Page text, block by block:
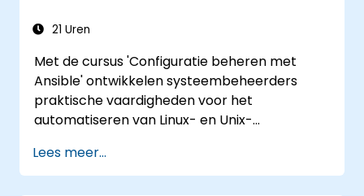
21 Uren
Met de cursus 'Configuratie beheren met
Ansible' ontwikkelen systeembeheerders
praktische vaardigheden voor het
automatiseren van Linux- en Unix-
achter Ansible-playbooks, rollen,
inventarisbeheer en configuratiegebaseerd
Lees meer...